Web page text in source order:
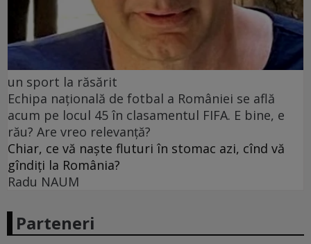
un sport la răsărit
Echipa națională de fotbal a României se află
acum pe locul 45 în clasamentul FIFA. E bine, e
rău? Are vreo relevanță?
Chiar, ce vă naște fluturi în stomac azi, cînd vă
gîndiți la România?
Radu NAUM
Parteneri